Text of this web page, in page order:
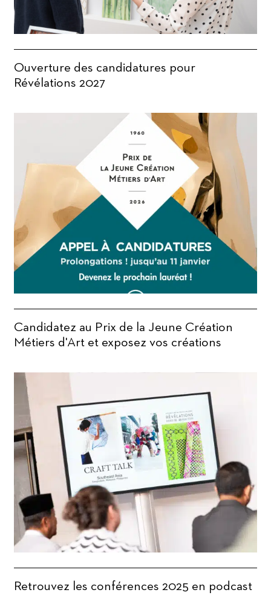
Ouverture des candidatures pour
Révélations 2027
Candidatez au Prix de la Jeune Création
Métiers d'Art et exposez vos créations
Retrouvez les conférences 2025 en podcast